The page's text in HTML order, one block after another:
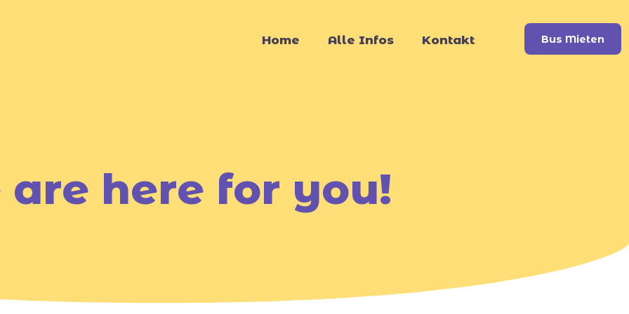
Home Alle Infos Kontakt Bus Mieten
are here for you!